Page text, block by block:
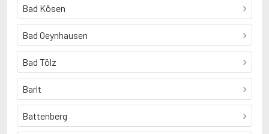
Bad Kösen
Bad Oeynhausen
Bad Tölz
Barlt
Battenberg